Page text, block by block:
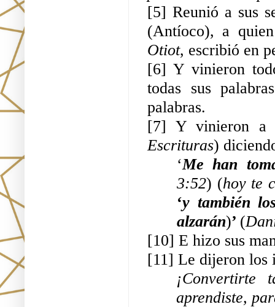
[5] Reunió a sus
(Antíoco), a
Otiot, escribió en
[6] Y vinieron
todas sus
palabras.
[7] Y vinieron a
Escrituras)
‘Me han
3:52) (hoy te
‘y también
alzarán)’ (
[10] E hizo sus
[11] Le dijeron los
aprendiste,